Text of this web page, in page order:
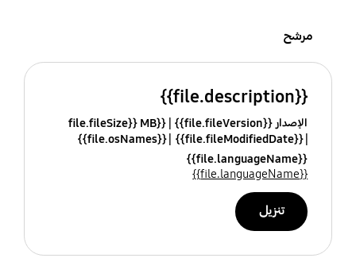
مرشح
{{file.description}}
الإصدار {{file.fileVersion}}
{{file.fileSize}} MB
{{file.fileModifiedDate}}
{{file.osNames}}
{{file.languageName}}
{{file.languageName}}
تنزيل